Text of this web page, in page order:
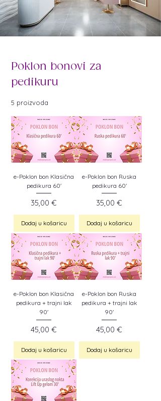
Poklon bonovi za
pedikuru
5 proizvoda
e-Poklon bon Klasična
pedikura 60'
Cijena
35,00 €
Dodaj u košaricu
e-Poklon bon Ruska
pedikura 60'
Cijena
35,00 €
Dodaj u košaricu
e-Poklon bon Klasična
pedikura + trajni lak
90'
Cijena
45,00 €
Dodaj u košaricu
e-Poklon bon Ruska
pedikura + trajni lak
90'
Cijena
45,00 €
Dodaj u košaricu